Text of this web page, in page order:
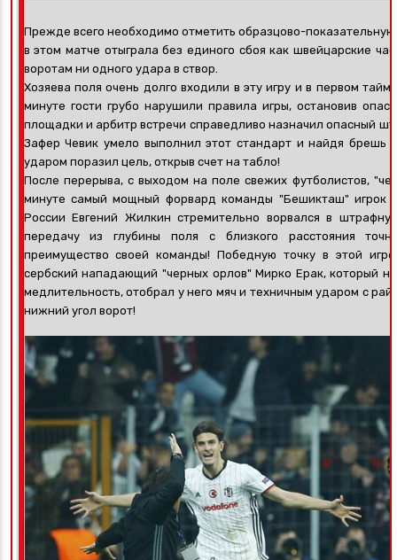
Прежде всего необходимо отметить образцово-
в этом матче отыграла без единого сбоя как швейцарские
воротам ни одного удара в створ.
Хозяева поля очень долго входили в эту игру и в первом
минуте гости грубо нарушили правила игры, остановив
площадки и арбитр встречи справедливо назначил опасный
Зафер Чевик умело выполнил этот стандарт и найдя брешь
ударом поразил цель, открыв счет на табло!
После перерыва, с выходом на поле свежих футболистов,
минуте самый мощный форвард команды "Бешикташ" игрок
России Евгений Жилкин стремительно ворвался в
передачу из глубины поля с близкого расстояния
преимущество своей команды! Победную точку в этой
сербский нападающий "черных орлов" Мирко Ерак, который
медлительность, отобрал у него мяч и техничным ударом с
нижний угол ворот!